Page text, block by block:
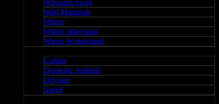
Whooper Swan
Wild Mammals
Winter
Winter Waterland
Winter Wonderland
Culture
Domestic Animals
Odyssee
Speed